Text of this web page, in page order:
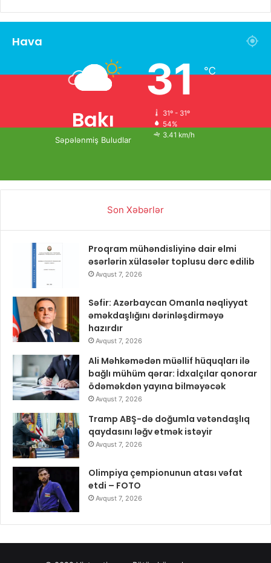
Hava
Bakı
Səpələnmiş Buludlar
31℃
31º - 31º
54%
3.41 km/h
Son Xəbərlər
Proqram mühəndisliyinə dair elmi
əsərlərin xülasələr toplusu dərc edilib
Avqust 7, 2026
Səfir: Azərbaycan Omanla nəqliyyat
əməkdaşlığını dərinləşdirməyə
hazırdır
Avqust 7, 2026
Ali Məhkəmədən müəllif hüquqları ilə
bağlı mühüm qərar: İdxalçılar qonorar
ödəməkdən yayına bilməyəcək
Avqust 7, 2026
Tramp ABŞ-də doğumla vətəndaşlıq
qaydasını ləğv etmək istəyir
Avqust 7, 2026
Olimpiya çempionunun atası vəfat
etdi – FOTO
Avqust 7, 2026